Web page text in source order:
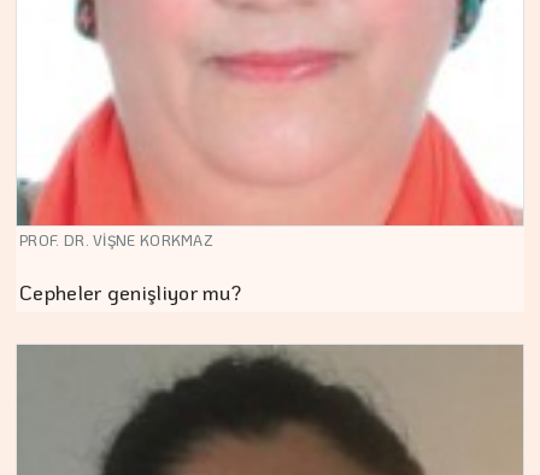
PROF. DR. VİŞNE KORKMAZ
Cepheler genişliyor mu?